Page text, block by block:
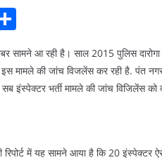
h
ar
e
सामने आ रही है। साल 2015 पुलिस दारोगा
की जांच विजलेंस कर रही है. पंत नगर
इंस्पेक्टर भर्ती मामले की जांच विजिलेंस को
रिपोर्ट में यह सामने आया है कि 20